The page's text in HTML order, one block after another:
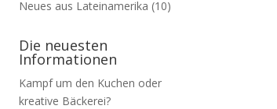
Neues aus Lateinamerika (10)
Die neuesten
Informationen
Kampf um den Kuchen oder
kreative Bäckerei?